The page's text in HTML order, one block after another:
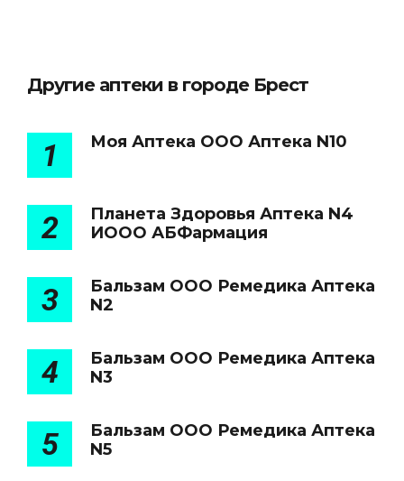
Другие аптеки в городе Брест
1 Моя Аптека ООО Аптека N10
2
Планета Здоровья Аптека N4
ИООО АБФармация
3
Бальзам ООО Ремедика Аптека
N2
4
Бальзам ООО Ремедика Аптека
N3
5
Бальзам ООО Ремедика Аптека
N5